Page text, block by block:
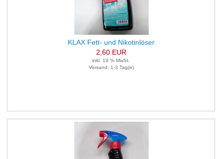
KLAX Fett- und Nikotinlöser
2,60 EUR
inkl. 19 % MwSt.
Versand: 1-3 Tag(e)